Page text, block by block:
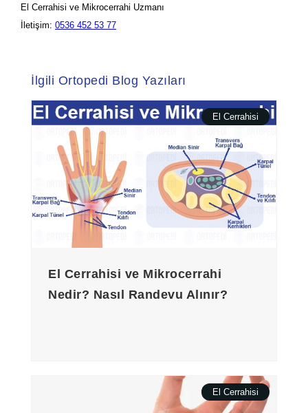
El Cerrahisi ve Mikrocerrahi Uzmanı
İletişim: 0536 452 53 77
İlgili Ortopedi Blog Yazıları
El Cerrahisi
El Cerrahisi ve Mikrocerrahi
Nedir? Nasıl Randevu Alınır?
El Cerrahisi